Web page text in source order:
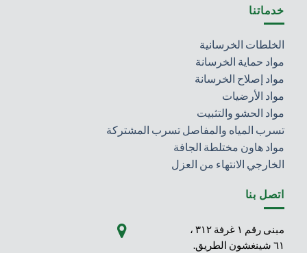
خدماتنا
الخلطات الخرسانية
مواد حماية الخرسانة
مواد إصلاح الخرسانة
مواد الأرضيات
مواد الحشو والتثبيت
تسرب المياه والمفاصل تسرب المشتركة
مواد هاون مختلطة الجافة
الخارجي الانتهاء من العزل
اتصل بنا
مبنى رقم ١ غرفة ٣١٢ ،
٦١ شينغشون الطريق.